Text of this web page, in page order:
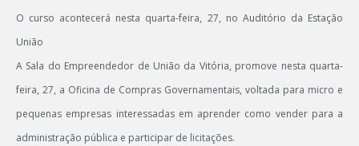
O curso acontecerá nesta quarta-feira, 27, no Auditório da Estação
União
A Sala do Empreendedor de União da Vitória, promove nesta quarta-
feira, 27, a Oficina de Compras Governamentais, voltada para micro e
pequenas empresas interessadas em aprender como vender para a
administração pública e participar de licitações.